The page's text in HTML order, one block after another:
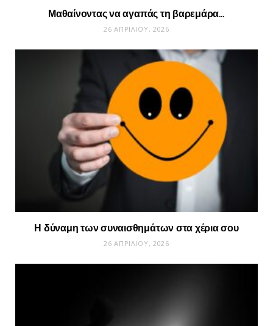
Μαθαίνοντας να αγαπάς τη βαρεμάρα…
26 ΑΠΡΙΛΊΟΥ, 2026
Η δύναμη των συναισθημάτων στα χέρια σου
26 ΑΠΡΙΛΊΟΥ, 2026